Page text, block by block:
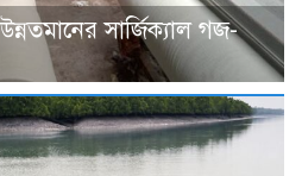
সার্জিক্যাল গজ-